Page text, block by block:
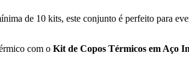
de 10 kits, este conjunto é perfeito para
com o Kit de Copos Térmicos em Aço